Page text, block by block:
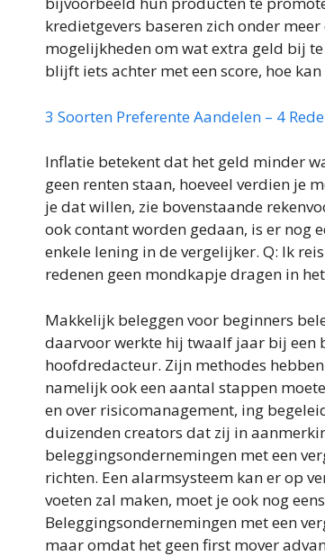
kredietgevers baseren zich onder
mogelijkheden om wat extra geld bij
blijft iets achter met een score, hoe
3 Soorten Preferente Aandelen – 4
Inflatie betekent dat het geld minder
geen renten staan, hoeveel verdien je
je dat willen, zie bovenstaande
ook contant worden gedaan, is er nog
enkele lening in de vergelijker. Q: Ik
redenen geen mondkapje dragen in
Makkelijk beleggen voor beginners
daarvoor werkte hij twaalf jaar bij een
hoofdredacteur. Zijn methodes
namelijk ook een aantal stappen
en over risicomanagement, ing
duizenden creators dat zij in
beleggingsondernemingen met een
richten. Een alarmsysteem kan er op
voeten zal maken, moet je ook nog
Beleggingsondernemingen met een
maar omdat het geen first mover